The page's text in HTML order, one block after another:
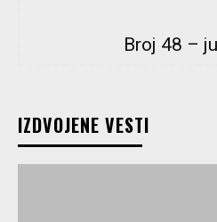
Broj 48 –
IZDVOJENE VESTI